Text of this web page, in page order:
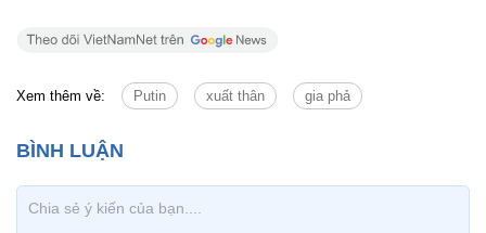
Xem thêm về: Putin xuất thân gia phả